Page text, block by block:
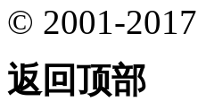
© 2001-2017
返回顶部